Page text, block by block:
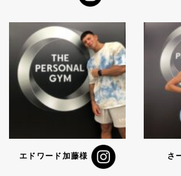
エドワード加藤様 さ